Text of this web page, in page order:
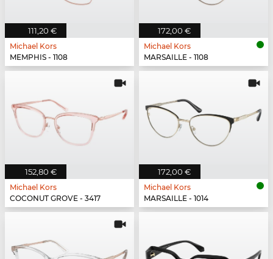
111,20 €
Michael Kors
MEMPHIS - 1108
172,00 €
Michael Kors
MARSAILLE - 1108
152,80 €
Michael Kors
COCONUT GROVE - 3417
172,00 €
Michael Kors
MARSAILLE - 1014